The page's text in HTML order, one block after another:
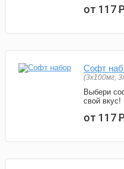
от 117Р
Софт
(3x100мг,
Выбери
свой вкус!
от 117Р